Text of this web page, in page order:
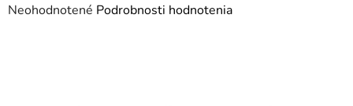
Priemerné
Neohodnotené Podrobnosti hodnotenia